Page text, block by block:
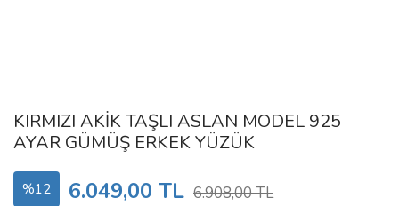
KIRMIZI AKİK TAŞLI ASLAN MODEL 925
AYAR GÜMÜŞ ERKEK YÜZÜK
%12 6.049,00 TL 6.908,00 TL